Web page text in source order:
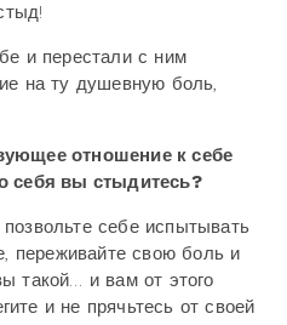
и перестали с ним
на ту душевную боль,
отношение к себе
себя вы стыдитесь?
себе испытывать
переживайте свою боль и
такой… и вам от этого
и не прячьтесь от своей